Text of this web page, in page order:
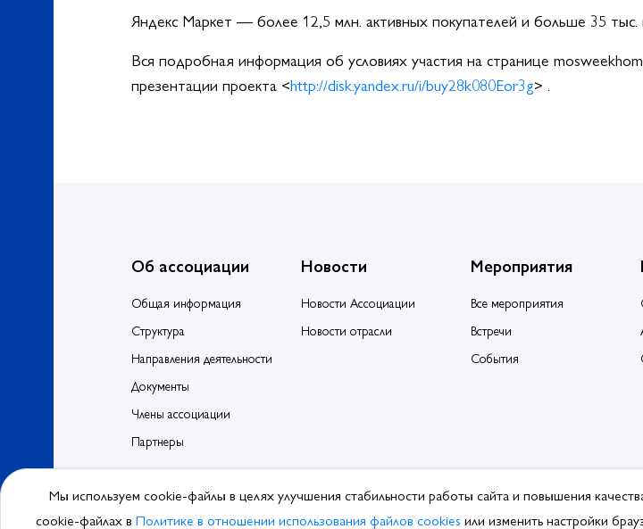
Яндекс Маркет — более 12,5 млн. активных покупателей и больше 35 тыс.
Вся подробная информация об условиях участия на странице
презентации проекта <http://disk.yandex.ru/i/buy28k080Eor3g> .
Об ассоциации
Общая информация
Структура
Направления деятельности
Документы
Члены ассоциации
Партнеры
Новости
Новости Ассоциации
Новости отрасли
Мероприятия
Все мероприятия
Встречи
События
© 2026, Ассоциация производителей и поставщиков
Мы используем cookie-файлы в целях улучшения стабильности работы сайта и повышения
cookie-файлах в Политике в отношении использования файлов cookies или изменить настройки